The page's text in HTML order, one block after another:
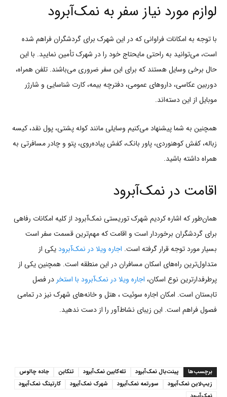
لوازم مورد نیاز سفر به نمک‌آبرود
با توجه به امکانات فراوانی که در این شهرک برای گردشگران فراهم شده
است، می‌توانید به راحتی مایحتاج خود را در شهرک تأمین نمایید. با این
حال برخی وسایل هستند که برای این سفر ضروری می‌باشند. تلفن همراه،
دوربین عکاسی، داروهای عمومی، دفترچه بیمه، کارت شناسایی و شارژر
موبایل از این دسته‌اند.
همچنین به شما پیشنهاد می‌کنیم وسایلی مانند کوله پشتی، پول نقد، کیسه
زباله، کفش کوهنوردی، پاور بانک، کفش پیاده‌روی، پتو و چادر مسافرتی به
همراه داشته باشید.
اقامت در نمک‌آبرود
همان‌طور که اشاره کردیم شهرک توریستی نمک‌آبرود از کلیه امکانات رفاهی
برای گردشگران برخوردار است و اقامت که مهم‌ترین قسمت سفر است
بسیار مورد توجه قرار گرفته است. اجاره ویلا در نمک‌آبرودیکی از
متداول‌ترین راه‌های اسکان مسافران در این منطقه است. همچنین یکی از
پرطرفدارترین نوع اسکان، اجاره ویلا در نمک‌آبرود با استخر در فصل
تابستان است. امکان اجاره سوئیت ، هتل و خانه‌های شهرک نیز در تمامی
فصول فراهم است. این زیبای نشاط‌آور را از دست ندهید.
برچسب‌ها پینت‌بال نمک‌آبرود تله‌کابین نمک‌آبرود تنکابن
جاده چالوس
زیپ‌لاین نمک‌آبرود
سورتمه نمک‌آبرود شهرک نمک‌آبرود
کارتینگ نمک‌آبرود